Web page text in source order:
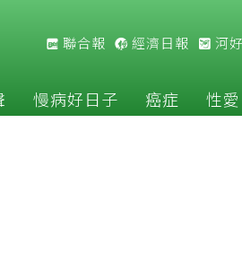
聯合報 經濟日報 河
慢病好日子 癌症 性愛